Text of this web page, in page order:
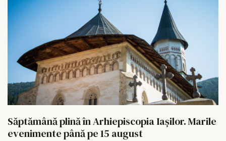
Săptămână plină în Arhiepiscopia Iașilor. Marile
evenimente până pe 15 august